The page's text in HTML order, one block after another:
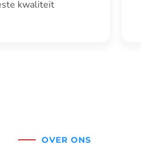
kwaliteit
OVER ONS